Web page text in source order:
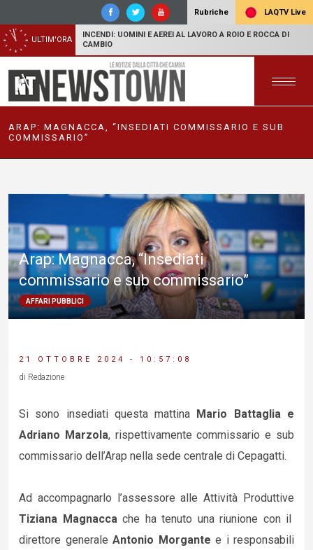
Rubriche LAQTV Live
ULTIM'ORA
INCENDI: UOMINI E AEREI AL LAVORO A ROIO E ROCCA DI
CAMBIO
ARAP: MAGNACCA, “INSEDIATI COMMISSARIO E SUB
COMMISSARIO”
Arap: Magnacca, “Insediati
commissario e sub commissario”
AFFARI PUBBLICI
21 OTTOBRE 2024 - 10:57:08
di Redazione
Si sono insediati questa mattina Mario Battaglia e
Adriano Marzola, rispettivamente commissario e sub
commissario dell’Arap nella sede centrale di Cepagatti.
Ad accompagnarlo l’assessore alle Attività Produttive
Tiziana Magnaccache ha tenuto una riunione con il
direttore generale Antonio Morgante e i responsabili